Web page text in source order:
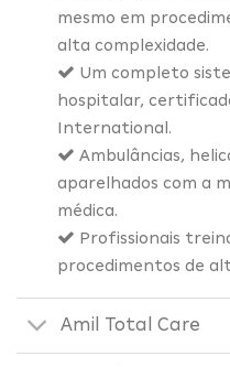
mesmo em
alta complexidade.
Um completo
hospitalar,
International.
Ambulâncias,
aparelhados com a
médica.
Profissionais
procedimentos de
Amil Total Care